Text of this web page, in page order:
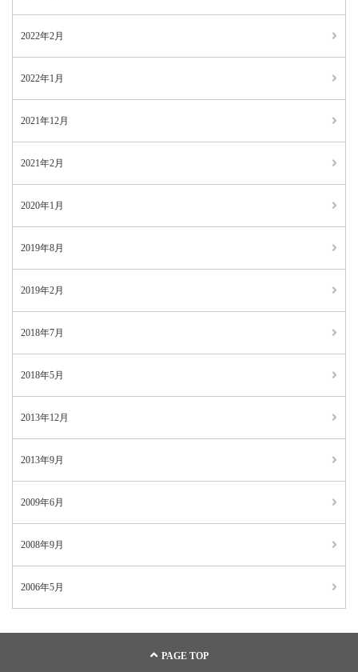
2022年2月
2022年1月
2021年12月
2021年2月
2020年1月
2019年8月
2019年2月
2018年7月
2018年5月
2013年12月
2013年9月
2009年6月
2008年9月
2006年5月
PAGE TOP